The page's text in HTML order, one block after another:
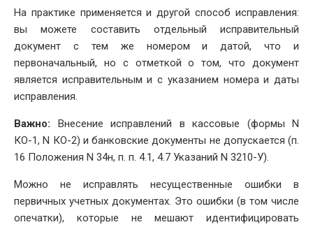
На практике применяется и другой способ исправления:
вы можете составить отдельный исправительный
документ с тем же номером и датой, что и
первоначальный, но с отметкой о том, что документ
является исправительным и с указанием номера и даты
исправления.
Важно: Внесение исправлений в кассовые (формы N
КО-1, N КО-2) и банковские документы не допускается (п.
16 Положения N 34н, п. п. 4.1, 4.7 Указаний N 3210-У).
Можно не исправлять несущественные ошибки в
первичных учетных документах. Это ошибки (в том числе
опечатки), которые не мешают идентифицировать